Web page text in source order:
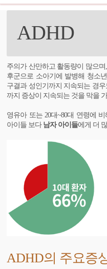
ADHD
주의가 산만하고 활동량이 많으
후군으로 소아기에 발병해 청소
구결과 성인기까지 지속되는 경
까지 증상이 지속되는 것을 막을
영유아 또는 20대~80대 연령에 비
아이들 보다 남자 아이들에게 더
ADHD의 주요증